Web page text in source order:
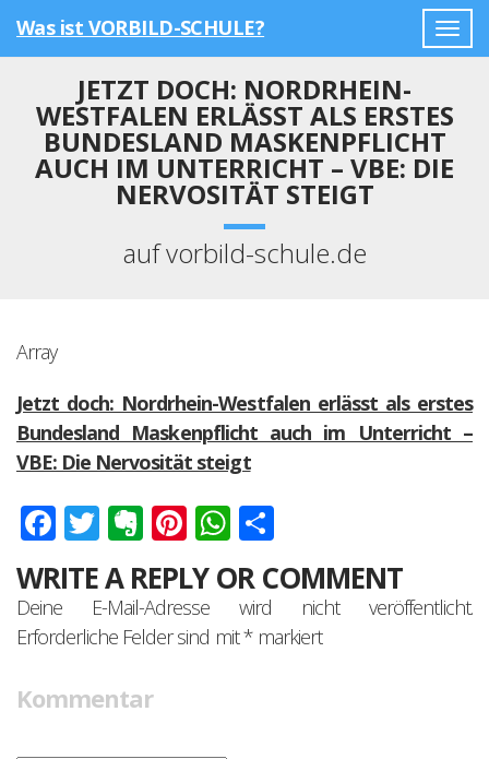
Was ist VORBILD-SCHULE?
JETZT DOCH: NORDRHEIN-
WESTFALEN ERLÄSST ALS ERSTES
BUNDESLAND MASKENPFLICHT
AUCH IM UNTERRICHT – VBE: DIE
NERVOSITÄT STEIGT
auf vorbild-schule.de
Array
Jetzt doch: Nordrhein-Westfalen erlässt als erstes
Bundesland Maskenpflicht auch im Unterricht –
VBE: Die Nervosität steigt
Facebook
Twitter
Evernote
Pinterest
WhatsApp
WRITE A REPLY OR COMMENT
Deine E-Mail-Adresse wird nicht veröffentlicht.
Erforderliche Felder sind mit*markiert
Kommentar